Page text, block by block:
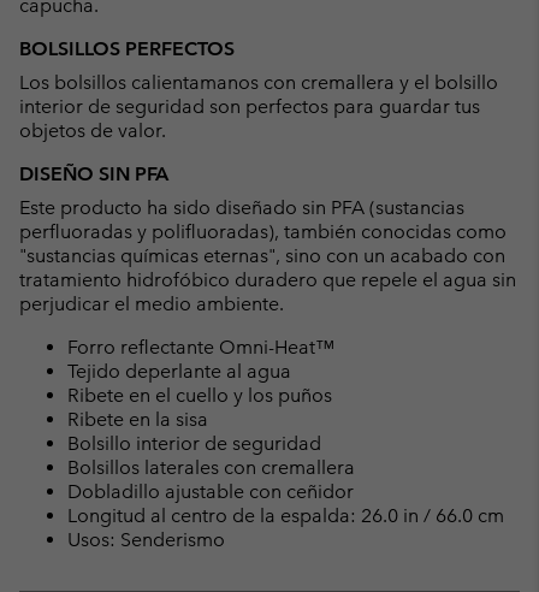
capucha.
BOLSILLOS PERFECTOS
Los bolsillos calientamanos con cremallera y el bolsillo
interior de seguridad son perfectos para guardar tus
objetos de valor.
DISEÑO SIN PFA
Este producto ha sido diseñado sin PFA (sustancias
perfluoradas y polifluoradas), también conocidas como
"sustancias químicas eternas", sino con un acabado con
tratamiento hidrofóbico duradero que repele el agua sin
perjudicar el medio ambiente.
Forro reflectante Omni-Heat™
Tejido deperlante al agua
Ribete en el cuello y los puños
Ribete en la sisa
Bolsillo interior de seguridad
Bolsillos laterales con cremallera
Dobladillo ajustable con ceñidor
Longitud al centro de la espalda: 26.0 in / 66.0 cm
Usos: Senderismo